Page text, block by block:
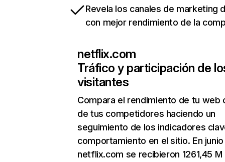
Revela los canales de marketing
con mejor rendimiento de la
netflix.com
Tráfico y participación de
visitantes
Compara el rendimiento de tu web
de tus competidores haciendo un
seguimiento de los indicadores
comportamiento en el sitio. En junio
netflix.com se recibieron 1261,45 M